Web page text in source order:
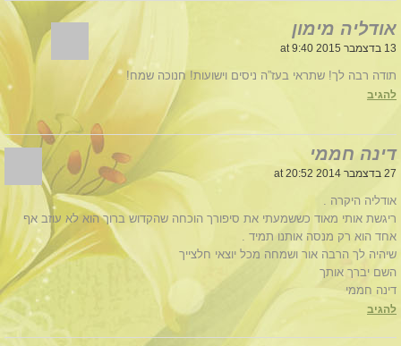
אודליה מימון
13 בדצמבר 2015 at 9:40
תודה רבה לך! שתראי בעז”ה ניסים וישועות! חנוכה שמח!
להגיב
דינה חממי
27 בדצמבר 2014 at 20:52
אודליה היקרה .
ריגשת אותי מאוד כששמעתי את סיפורך הוכחה שהקדוש ברוך הוא לא עוזב אף
אחד הוא רק מנסה אותנו תמיד .
שיהיה לך הרבה אור ושמחה מכל יוצאי חלצייך
השם יברך אותך
דינה חממי
להגיב